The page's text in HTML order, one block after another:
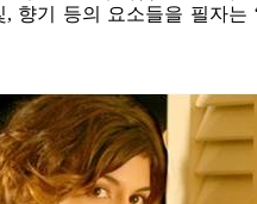
향기 등의 요소들을 필자는